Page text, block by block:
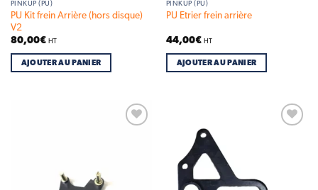
PINKUP (PU)
PU Kit frein Arrière (hors disque)
V2
80,00€ HT
AJOUTER AU PANIER
PINKUP (PU)
PU Etrier frein arrière
44,00€ HT
AJOUTER AU PANIER